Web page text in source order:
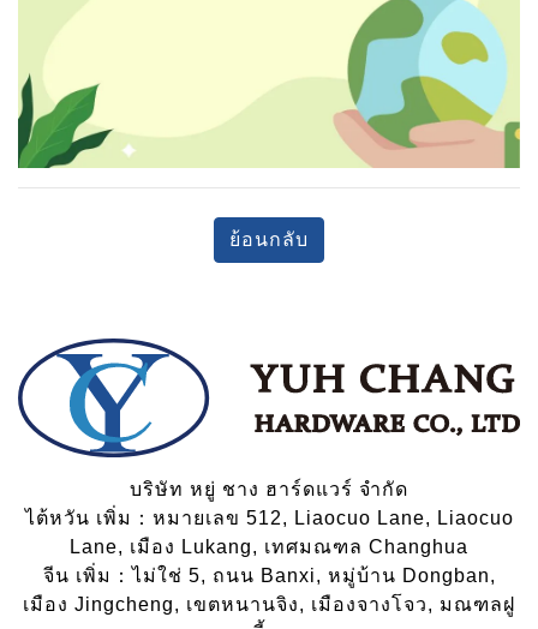
ย้อนกลับ
บริษัท หยู่ ชาง ฮาร์ดแวร์ จำกัด
ไต้หวัน เพิ่ม：หมายเลข 512, Liaocuo Lane, Liaocuo
Lane, เมือง Lukang, เทศมณฑล Changhua
จีน เพิ่ม：ไม่ใช่ 5, ถนน Banxi, หมู่บ้าน Dongban,
เมือง Jingcheng, เขตหนานจิง, เมืองจางโจว, มณฑลฝู